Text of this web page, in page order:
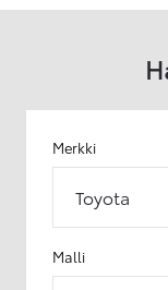
Merkki
Toyota
Malli